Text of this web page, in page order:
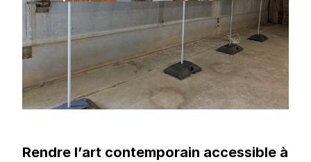
Rendre l’art contemporain accessible à